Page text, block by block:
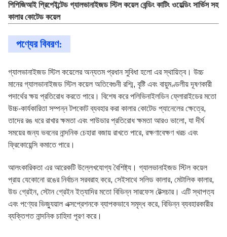
পিপিজিআই প্রিপেইন্টেড গ্যালভানাইজড স্টিল কয়েল বেন্ডিং কাটিং ওয়েল্ডিং সার্ভিস সহ
কালার কোটেড কয়েল
পণ্যের বিবরণ:
গ্যালভানাইজড স্টিল কয়েলের অন্যতম প্রধান সুবিধা হলো এর স্থায়িত্ব। উচ্চ
মানের গ্যালভানাইজড স্টিল কয়েল অতিবেগুনী রশ্মি, বৃষ্টি এবং বায়ুমণ্ডলীয় দূষণকারী
পদার্থের ক্ষয় প্রতিরোধ করতে পারে। বিশেষ করে পলিভিনাইলডিন ফ্লোরাইডের মতো
উচ্চ-কার্যকারিতা সম্পন্ন টপকোট ব্যবহার করা কালার কোটেড প্যানেলের ক্ষেত্রে,
তাদের রঙ ধরে রাখার ক্ষমতা এবং পাউডার প্রতিরোধ ক্ষমতা আরও ভালো, যা দীর্ঘ
সময়ের জন্য ভবনের নান্দনিক চেহারা বজায় রাখতে পারে, রক্ষণাবেক্ষণ খরচ এবং
ফ্রিকোয়েন্সি কমাতে পারে।
আলংকারিকতা এর আরেকটি উল্লেখযোগ্য বৈশিষ্ট্য। গ্যালভানাইজড স্টিল কয়েল
প্রায় যেকোনো রঙের নির্বাচন সরবরাহ করে, সেইসাথে সলিড কালার, মেটালিক কালার,
উড গ্রেইন, স্টোন গ্রেইন ইত্যাদির মতো বিভিন্ন সারফেস টেক্সচার। এটি স্থাপত্য
এবং পণ্যের ভিজ্যুয়াল এক্সপ্রেশনকে ব্যাপকভাবে সমৃদ্ধ করে, বিভিন্ন ব্যবহারকারীর
ব্যক্তিগত নান্দনিক চাহিদা পূরণ করে।